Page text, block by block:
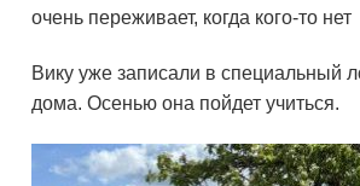
очень переживает, когда кого-то
Вику уже записали в специальный
дома. Осенью она пойдет учиться.